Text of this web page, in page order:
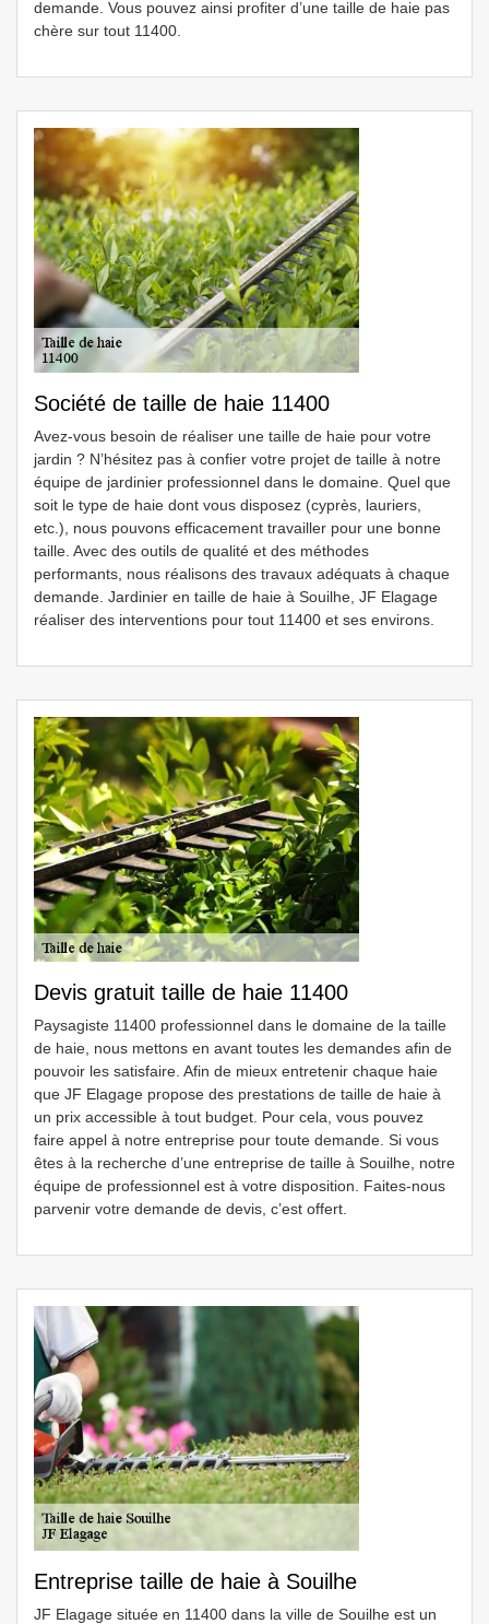
demande. Vous pouvez ainsi profiter d’une taille de haie pas
chère sur tout 11400.
Société de taille de haie 11400
Avez-vous besoin de réaliser une taille de haie pour votre
jardin ? N’hésitez pas à confier votre projet de taille à notre
équipe de jardinier professionnel dans le domaine. Quel que
soit le type de haie dont vous disposez (cyprès, lauriers,
etc.), nous pouvons efficacement travailler pour une bonne
taille. Avec des outils de qualité et des méthodes
performants, nous réalisons des travaux adéquats à chaque
demande. Jardinier en taille de haie à Souilhe, JF Elagage
réaliser des interventions pour tout 11400 et ses environs.
Devis gratuit taille de haie 11400
Paysagiste 11400 professionnel dans le domaine de la taille
de haie, nous mettons en avant toutes les demandes afin de
pouvoir les satisfaire. Afin de mieux entretenir chaque haie
que JF Elagage propose des prestations de taille de haie à
un prix accessible à tout budget. Pour cela, vous pouvez
faire appel à notre entreprise pour toute demande. Si vous
êtes à la recherche d’une entreprise de taille à Souilhe, notre
équipe de professionnel est à votre disposition. Faites-nous
parvenir votre demande de devis, c’est offert.
Entreprise taille de haie à Souilhe
JF Elagage située en 11400 dans la ville de Souilhe est un